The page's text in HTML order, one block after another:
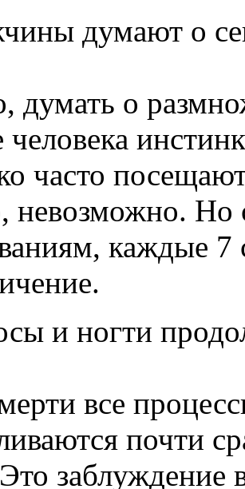
думают о
думать о
человека
часто
невозможно. Но
каждые
и ногти
все
почти
заблуждение